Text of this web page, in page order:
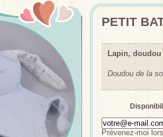
PETIT
Lapin, doudou
Doudou de la
Prévenez-moi